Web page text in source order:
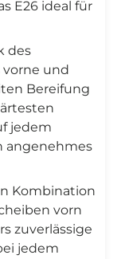
E26 ideal für
des
und
Bereifung
jedem
angenehmes
Kombination
vorn
zuverlässige
jedem